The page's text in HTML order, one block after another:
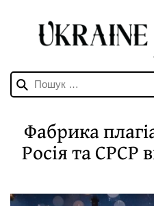
Пошук:
Фабрика
Росія та СРСР